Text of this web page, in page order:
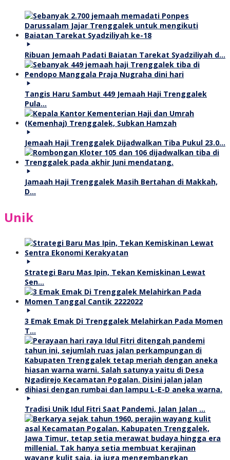
Ribuan Jemaah Padati Baiatan Tarekat Syadziliyah d…
Tangis Haru Sambut 449 Jemaah Haji Trenggalek
Pula…
Jemaah Haji Trenggalek Dijadwalkan Tiba Pukul 23.0…
Jamaah Haji Trenggalek Masih Bertahan di Makkah,
D…
Unik
Strategi Baru Mas Ipin, Tekan Kemiskinan Lewat
Sen…
3 Emak Emak Di Trenggalek Melahirkan Pada Momen
T…
Tradisi Unik Idul Fitri Saat Pandemi, Jalan Jalan …